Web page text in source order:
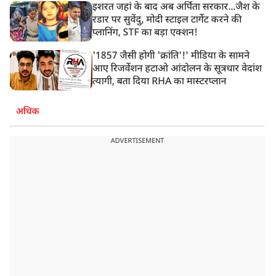
इशरत जहां के बाद अब अर्पिता सरकार...जैश के
रडार पर सुवेंदु, मोदी स्टाइल टार्गेट करने की
प्लानिंग, STF का बड़ा एक्शन!
'1857 जैसी होगी 'क्रांति'!' मीडिया के सामने
आए रिजर्वेशन हटाओ आंदोलन के सूत्रधार वेदांश
त्यागी, बता दिया RHA का मास्टरप्लान
अधिक
ADVERTISEMENT